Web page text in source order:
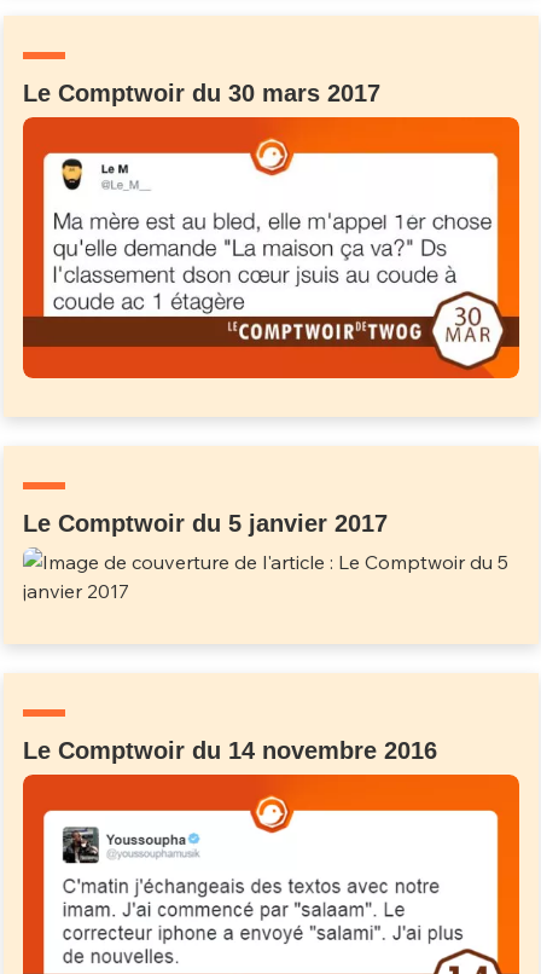
Le Comptwoir du 30 mars 2017
Le Comptwoir du 5 janvier 2017
Le Comptwoir du 14 novembre 2016